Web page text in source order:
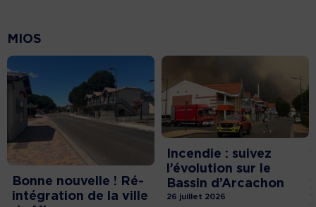
MIOS
Bonne nouvelle ! Ré-
intégration de la ville
Incendie : suivez
l’évolution sur le
Bassin d’Arcachon
26 juillet 2026